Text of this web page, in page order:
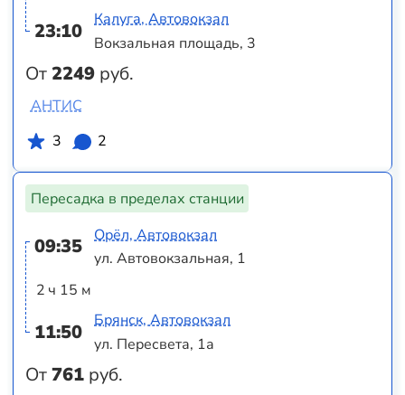
23:10
От2249 руб.
Калуга, Автовокзал
Вокзальная площадь, 3
АНТИС
3
2
Пересадка в пределах станции
09:35
2 ч 15 м
11:50
От761 руб.
Орёл, Автовокзал
ул. Автовокзальная, 1
Брянск, Автовокзал
ул. Пересвета, 1а